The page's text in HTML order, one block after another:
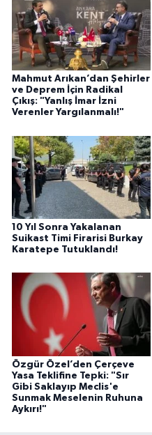
Mahmut Arıkan’dan Şehirler
ve Deprem İçin Radikal
Çıkış: "Yanlış İmar İzni
Verenler Yargılanmalı!"
10 Yıl Sonra Yakalanan
Suikast Timi Firarisi Burkay
Karatepe Tutuklandı!
Özgür Özel’den Çerçeve
Yasa Teklifine Tepki: "Sır
Gibi Saklayıp Meclis'e
Sunmak Meselenin Ruhuna
Aykırı!"